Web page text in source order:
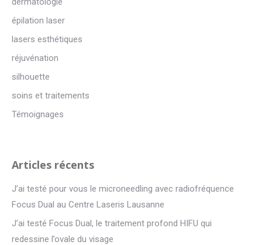
épilation laser
lasers esthétiques
réjuvénation
silhouette
soins et traitements
Témoignages
Articles récents
J’ai testé pour vous le microneedling avec radiofréquence
Focus Dual au Centre Laseris Lausanne
J’ai testé Focus Dual, le traitement profond HIFU qui
redessine l’ovale du visage